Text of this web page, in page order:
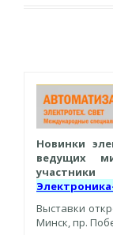
Новинки
ведущих
Выставки
Минск, пр.